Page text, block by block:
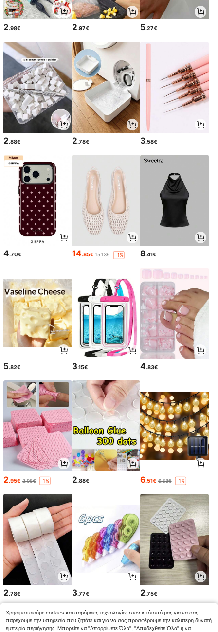
2.98€ 2.97€ 5.27€
2.88€ 2.78€ 3.58€
4.70€ 14.85€ 15.13€ -1% 8.41€
5.82€ 3.15€ 4.83€
2.95€ 2.98€ -1% 2.88€ 6.51€ 6.58€ -1%
2.78€ 3.77€ 2.75€
Χρησιμοποιούμε cookies και παρόμοιες τεχνολογίες στον ιστότοπό μας για να σας
παρέχουμε την υπηρεσία που ζητάτε και για να σας προσφέρουμε την καλύτερη δυνατή
εμπειρία περιήγησης. Μπορείτε να "Απορρίψετε Όλα", "Αποδεχθείτε Όλα" ή να